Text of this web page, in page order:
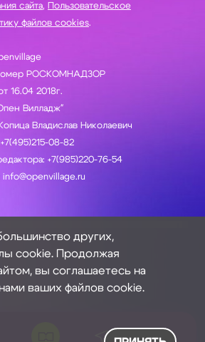
сайта, Пользовательское
файлов cookies.
РОСКОМНАДЗОР
16.04 2018г.
Вилладж"
Владислав Николаевич
08-82
+7(985)220-76-54
других,
cookie. Продолжая
вы соглашаетесь на
ваших файлов cookie.